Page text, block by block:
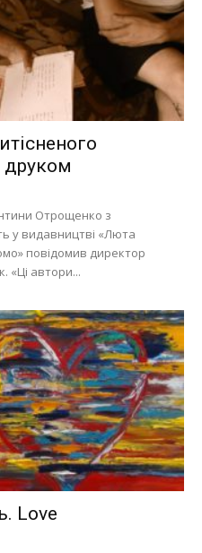
друком
Отрощенко з
у видавництві «Люта
повідомив директор
«Ці автори...
Love